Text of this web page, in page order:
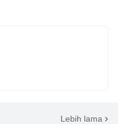
Lebih lama